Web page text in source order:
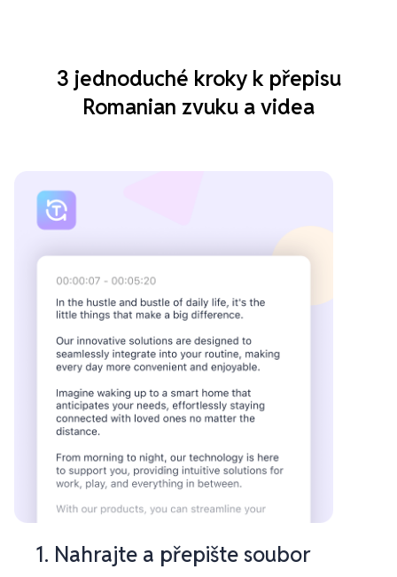
3 jednoduché kroky k přepisu
Romanian zvuku a videa
1. Nahrajte a přepište soubor